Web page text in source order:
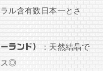
ラル含有数日本一とさ
ランド）
：天然結晶で
ス◎